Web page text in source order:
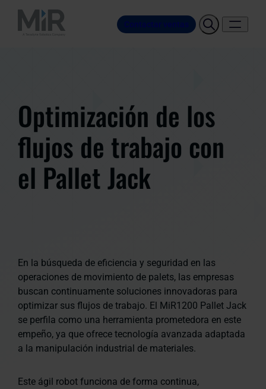
Contactar ventas
Optimización de los
flujos de trabajo con
el Pallet Jack
En la búsqueda de eficiencia y seguridad en las
operaciones de movimiento de palets, las empresas
buscan continuamente soluciones innovadoras para
optimizar sus flujos de trabajo. El MiR1200 Pallet Jack
se perfila como una herramienta prometedora en este
empeño, ya que ofrece tecnología avanzada adaptada
a la manipulación industrial de materiales.
Este ágil robot funciona de forma continua,